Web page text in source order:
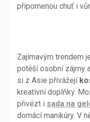
připomenou chuť i
Zajímavým trendem
potěší osobní zájmy
si z Asie přivážejí
kreativní doplňky.
přivézt i sada na
domácí manikúry. V